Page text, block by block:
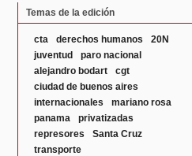
Temas de la edición
cta derechos humanos
20N
juventud
paro nacional
alejandro bodart
cgt
ciudad de buenos aires
internacionales
mariano rosa
panama
privatizadas
represores
Santa Cruz
transporte